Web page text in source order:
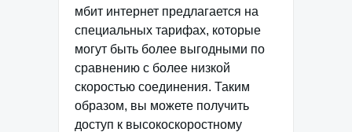
мбит интернет предлагается на
специальных тарифах, которые
могут быть более выгодными по
сравнению с более низкой
скоростью соединения. Таким
образом, вы можете получить
доступ к высокоскоростному